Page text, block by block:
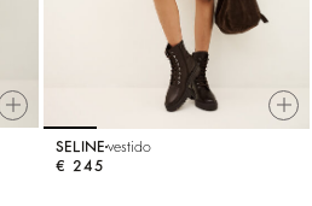
SELINE vestido
€ 245